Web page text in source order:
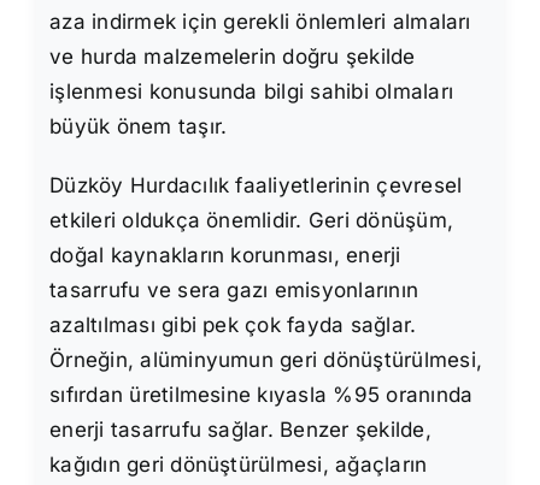
aza indirmek için gerekli önlemleri almaları
ve hurda malzemelerin doğru şekilde
işlenmesi konusunda bilgi sahibi olmaları
büyük önem taşır.
Düzköy Hurdacılık faaliyetlerinin çevresel
etkileri oldukça önemlidir. Geri dönüşüm,
doğal kaynakların korunması, enerji
tasarrufu ve sera gazı emisyonlarının
azaltılması gibi pek çok fayda sağlar.
Örneğin, alüminyumun geri dönüştürülmesi,
sıfırdan üretilmesine kıyasla %95 oranında
enerji tasarrufu sağlar. Benzer şekilde,
kağıdın geri dönüştürülmesi, ağaçların